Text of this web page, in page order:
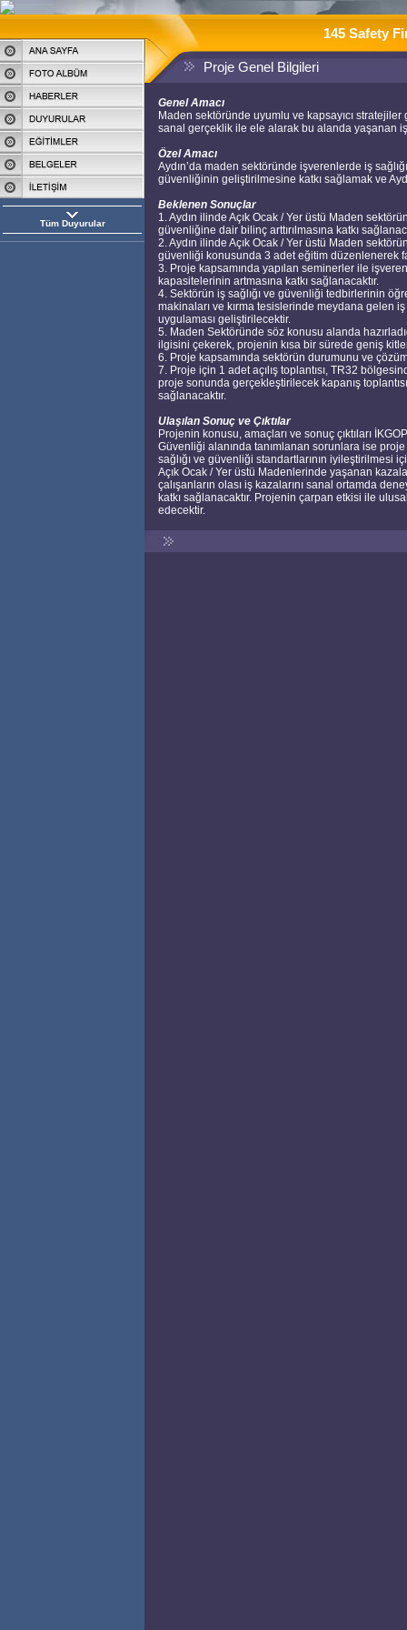
Tüm Duyurular
145 Safety
Proje Genel Bilgileri
Genel Amacı
Maden sektöründe uyumlu ve kapsayıcı
sanal gerçeklik ile ele alarak bu alanda yaşanan iş
Özel Amacı
Aydın’da maden sektöründe işverenlerde iş
güvenliğinin geliştirilmesine katkı sağlamak ve
Beklenen Sonuçlar
1. Aydın ilinde Açık Ocak / Yer üstü Maden
güvenliğine dair bilinç arttırılmasına katkı
2. Aydın ilinde Açık Ocak / Yer üstü Maden
güvenliği konusunda 3 adet eğitim düzenlenerek
3. Proje kapsamında yapılan seminerler ile
kapasitelerinin artmasına katkı sağlanacaktır.
4. Sektörün iş sağlığı ve güvenliği tedbirlerinin
makinaları ve kırma tesislerinde meydana gelen
uygulaması geliştirilecektir.
5. Maden Sektöründe söz konusu alanda
ilgisini çekerek, projenin kısa bir sürede geniş
6. Proje kapsamında sektörün durumunu ve
7. Proje için 1 adet açılış toplantısı, TR32
proje sonunda gerçekleştirilecek kapanış
sağlanacaktır.
Ulaşılan Sonuç ve Çıktılar
Projenin konusu, amaçları ve sonuç çıktıları
Güvenliği alanında tanımlanan sorunlara ise
sağlığı ve güvenliği standartlarının iyileştirilmesi
Açık Ocak / Yer üstü Madenlerinde yaşanan
çalışanların olası iş kazalarını sanal ortamda
katkı sağlanacaktır. Projenin çarpan etkisi ile
edecektir.